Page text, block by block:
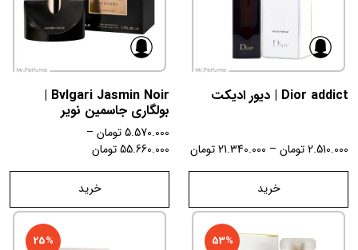
Dior addict | دیور ادیکت
2.510.000تومان –
21.340.000تومان
خرید
Bvlgari Jasmin Noir |
بولگاری جاسمین نویر
5.570.000تومان –
55.660.000تومان
خرید
53%
25%